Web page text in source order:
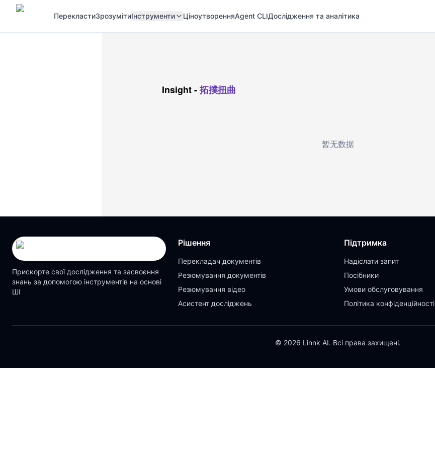
ПерекластиЗрозумітиІнструменти ЦіноутворенняAgent CLIДослідження та аналітика
Insight-拓撲扭曲
暂无数据
Прискорте свої дослідження та засвоєння
знань за допомогою інструментів на основі
ШІ
Рішення
Перекладач документів
Резюмування документів
Резюмування відео
Асистент досліджень
Підтримка
Надіслати запит
Посібники
Умови обслуговування
Політика конфіденційності
© 2026 Linnk AI. Всі права захищені.